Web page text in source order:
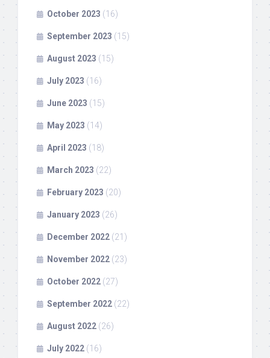
October 2023 (16)
September 2023 (15)
August 2023 (15)
July 2023 (16)
June 2023 (15)
May 2023 (14)
April 2023 (18)
March 2023 (22)
February 2023 (20)
January 2023 (26)
December 2022 (21)
November 2022 (23)
October 2022 (27)
September 2022 (22)
August 2022 (26)
July 2022 (16)